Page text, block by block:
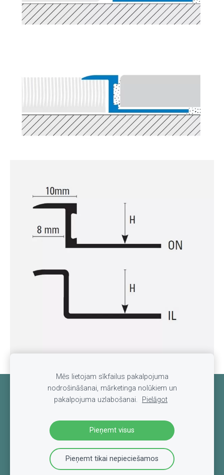
Sīkdatnes
Mēs lietojam sīkfailus pakalpojuma
nodrošināšanai, mārketinga nolūkiem un
pakalpojuma uzlabošanai.
Pielāgot
Pieņemt visus
Pieņemt tikai nepieciešamos